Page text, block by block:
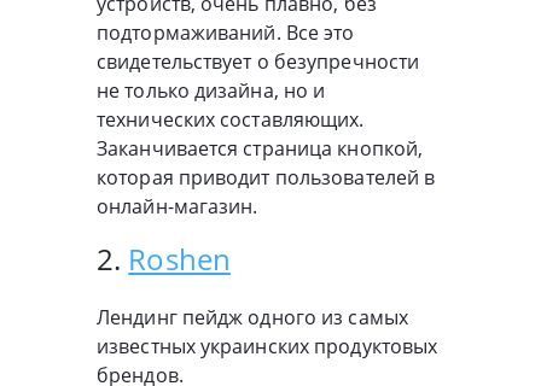
подтормаживаний. Все это
свидетельствует о безупречности
не только дизайна, но и
технических составляющих.
Заканчивается страница кнопкой,
которая приводит пользователей в
онлайн-магазин.
2. Roshen
Лендинг пейдж одного из самых
известных украинских продуктовых
брендов.